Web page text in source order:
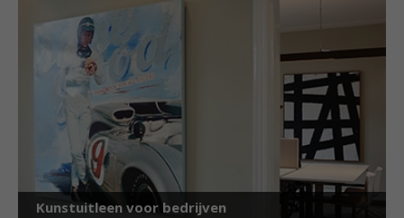
Kunstuitleen voor bedrijven